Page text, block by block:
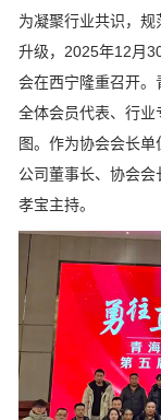
为凝聚行业共识，
升级，2025年12月
会在西宁隆重召开
全体会员代表、行
图。作为协会会长单
公司董事长、协会
孝宝主持。